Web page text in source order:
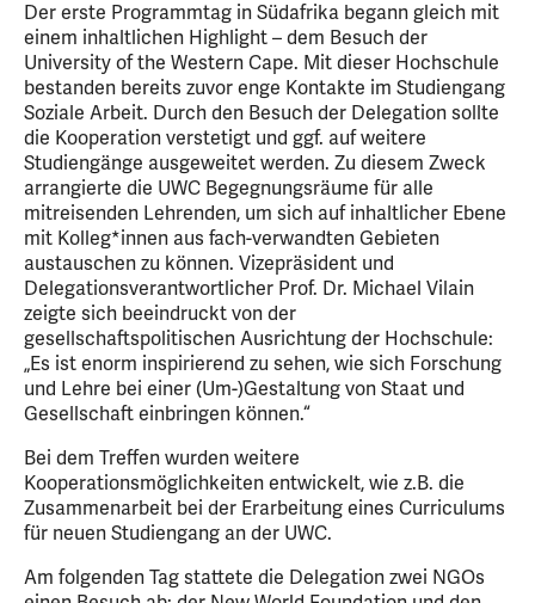
Der erste Programmtag in Südafrika begann gleich mit
einem inhaltlichen Highlight – dem Besuch der
University of the Western Cape. Mit dieser Hochschule
bestanden bereits zuvor enge Kontakte im Studiengang
Soziale Arbeit. Durch den Besuch der Delegation sollte
die Kooperation verstetigt und ggf. auf weitere
Studiengänge ausgeweitet werden. Zu diesem Zweck
arrangierte die UWC Begegnungsräume für alle
mitreisenden Lehrenden, um sich auf inhaltlicher Ebene
mit Kolleg*innen aus fach-verwandten Gebieten
austauschen zu können. Vizepräsident und
Delegationsverantwortlicher Prof. Dr. Michael Vilain
zeigte sich beeindruckt von der
gesellschaftspolitischen Ausrichtung der Hochschule:
„Es ist enorm inspirierend zu sehen, wie sich Forschung
und Lehre bei einer (Um-)Gestaltung von Staat und
Gesellschaft einbringen können.“
Bei dem Treffen wurden weitere
Kooperationsmöglichkeiten entwickelt, wie z.B. die
Zusammenarbeit bei der Erarbeitung eines Curriculums
für neuen Studiengang an der UWC.
Am folgenden Tag stattete die Delegation zwei NGOs